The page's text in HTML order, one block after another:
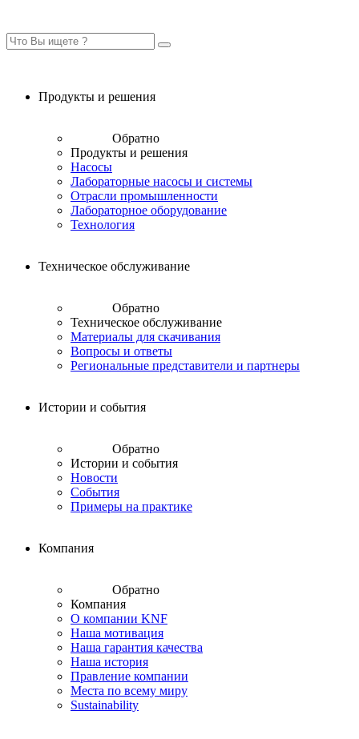
Продукты и решения
Обратно
Продукты и решения
Насосы
Лабораторные насосы и системы
Отрасли промышленности
Лабораторное оборудование
Технология
Техническое обслуживание
Обратно
Техническое обслуживание
Материалы для скачивания
Вопросы и ответы
Региональные представители и партнеры
Истории и события
Обратно
Истории и события
Новости
События
Примеры на практике
Компания
Обратно
Компания
О компании KNF
Наша мотивация
Наша гарантия качества
Наша история
Правление компании
Места по всему миру
Sustainability